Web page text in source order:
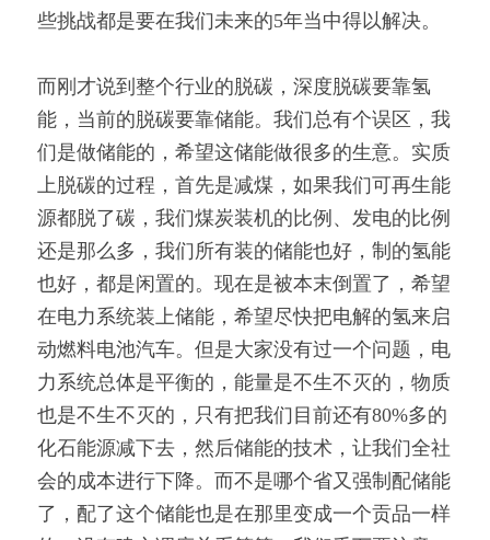
些挑战都是要在我们未来的5年当中得以解决。
而刚才说到整个行业的脱碳，深度脱碳要靠氢
能，当前的脱碳要靠储能。我们总有个误区，我
们是做储能的，希望这储能做很多的生意。实质
上脱碳的过程，首先是减煤，如果我们可再生能
源都脱了碳，我们煤炭装机的比例、发电的比例
还是那么多，我们所有装的储能也好，制的氢能
也好，都是闲置的。现在是被本末倒置了，希望
在电力系统装上储能，希望尽快把电解的氢来启
动燃料电池汽车。但是大家没有过一个问题，电
力系统总体是平衡的，能量是不生不灭的，物质
也是不生不灭的，只有把我们目前还有80%多的
化石能源减下去，然后储能的技术，让我们全社
会的成本进行下降。而不是哪个省又强制配储能
了，配了这个储能也是在那里变成一个贡品一样